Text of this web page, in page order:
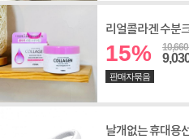
리얼콜라겐 수분
15%
판매자묶음
날개없는 휴대용